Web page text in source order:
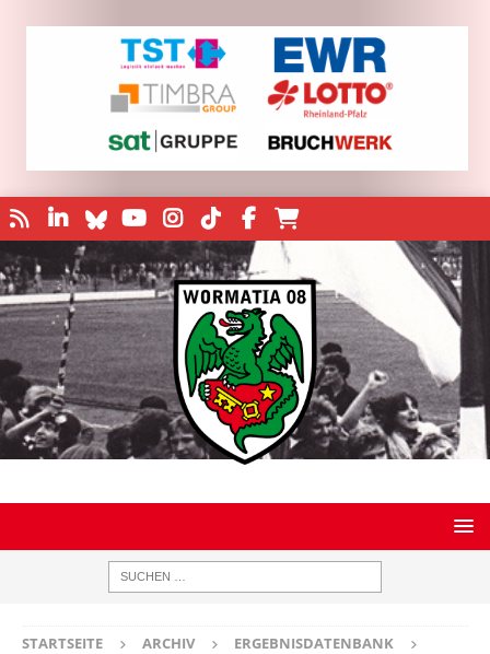
STARTSEITE ARCHIV
ERGEBNISDATENBANK